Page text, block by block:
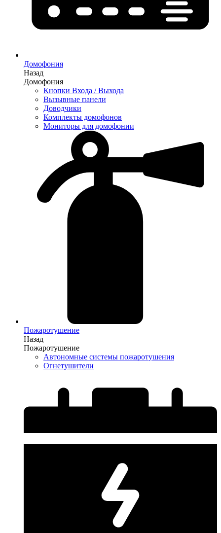
Домофония
Назад
Домофония
Кнопки Входа / Выхода
Вызывные панели
Доводчики
Комплекты домофонов
Мониторы для домофонии
Пожаротушение
Назад
Пожаротушение
Автономные системы пожаротушения
Огнетушители